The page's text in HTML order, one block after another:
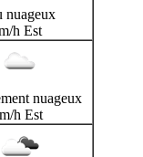
nuageux
h Est
nuageux
h Est